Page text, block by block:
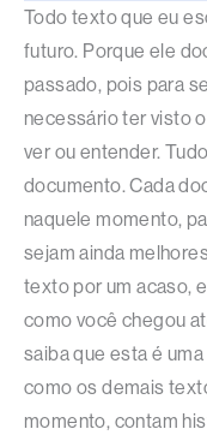
Todo texto que eu
futuro. Porque ele
passado, pois para
necessário ter visto
ver ou entender.
documento. Cada
naquele momento,
sejam ainda
texto por um acaso,
como você chegou
saiba que esta é
como os demais
momento, contam